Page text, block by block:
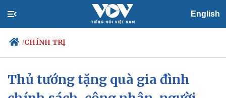
English
/CHÍNH TRỊ
Chính trị
Xã hội
Thủ tướng tặng quà gia đình